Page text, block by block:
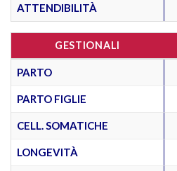
ATTENDIBILITÀ
GESTIONALI
PARTO
PARTO FIGLIE
CELL. SOMATICHE
LONGEVITÀ